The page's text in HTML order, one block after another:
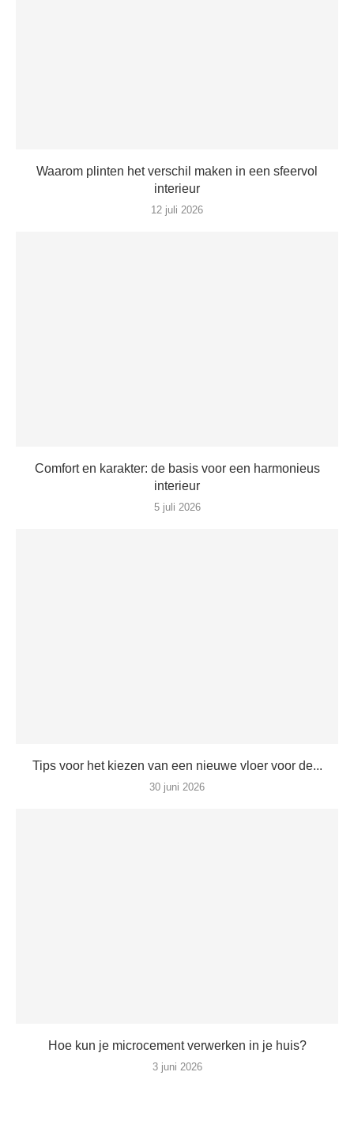
Waarom plinten het verschil maken in een sfeervol
interieur
12 juli 2026
Comfort en karakter: de basis voor een harmonieus
interieur
5 juli 2026
Tips voor het kiezen van een nieuwe vloer voor de...
30 juni 2026
Hoe kun je microcement verwerken in je huis?
3 juni 2026